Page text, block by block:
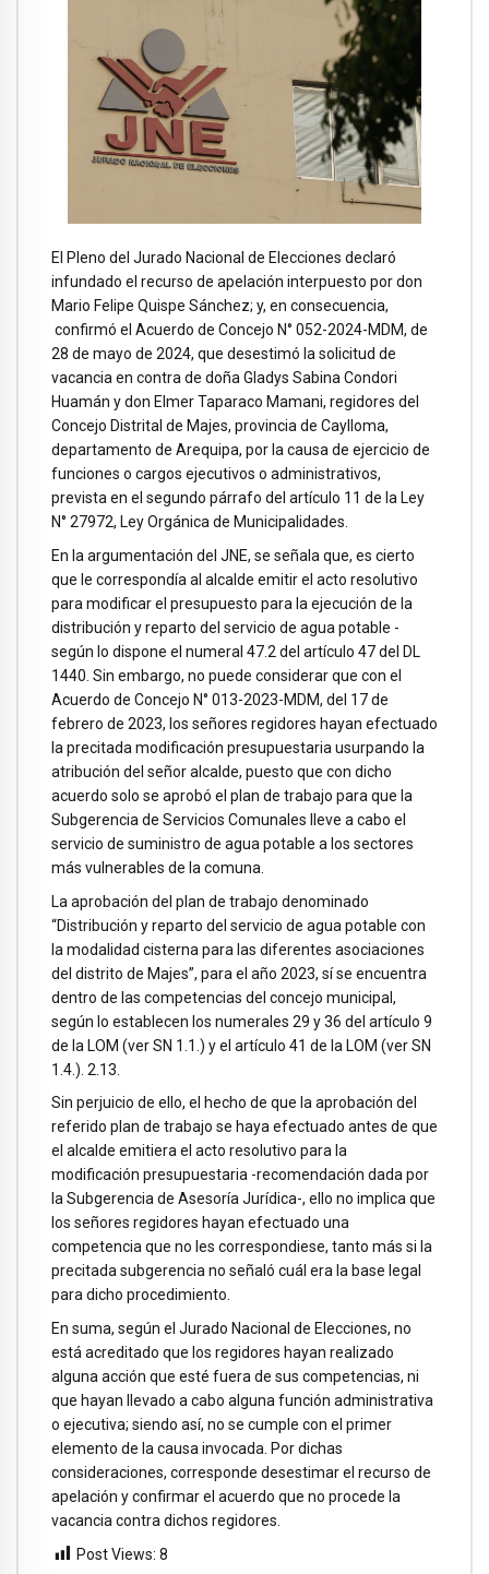
El Pleno del Jurado Nacional de Elecciones declaró
infundado el recurso de apelación interpuesto por don
Mario Felipe Quispe Sánchez; y, en consecuencia,
confirmó el Acuerdo de Concejo N° 052-2024-MDM, de
28 de mayo de 2024, que desestimó la solicitud de
vacancia en contra de doña Gladys Sabina Condori
Huamán y don Elmer Taparaco Mamani, regidores del
Concejo Distrital de Majes, provincia de Caylloma,
departamento de Arequipa, por la causa de ejercicio de
funciones o cargos ejecutivos o administrativos,
prevista en el segundo párrafo del artículo 11 de la Ley
N° 27972, Ley Orgánica de Municipalidades.
En la argumentación del JNE, se señala que, es cierto
que le correspondía al alcalde emitir el acto resolutivo
para modificar el presupuesto para la ejecución de la
distribución y reparto del servicio de agua potable -
según lo dispone el numeral 47.2 del artículo 47 del DL
1440. Sin embargo, no puede considerar que con el
Acuerdo de Concejo N° 013-2023-MDM, del 17 de
febrero de 2023, los señores regidores hayan efectuado
la precitada modificación presupuestaria usurpando la
atribución del señor alcalde, puesto que con dicho
acuerdo solo se aprobó el plan de trabajo para que la
Subgerencia de Servicios Comunales lleve a cabo el
servicio de suministro de agua potable a los sectores
más vulnerables de la comuna.
La aprobación del plan de trabajo denominado
“Distribución y reparto del servicio de agua potable con
la modalidad cisterna para las diferentes asociaciones
del distrito de Majes”, para el año 2023, sí se encuentra
dentro de las competencias del concejo municipal,
según lo establecen los numerales 29 y 36 del artículo 9
de la LOM (ver SN 1.1.) y el artículo 41 de la LOM (ver SN
1.4.). 2.13.
Sin perjuicio de ello, el hecho de que la aprobación del
referido plan de trabajo se haya efectuado antes de que
el alcalde emitiera el acto resolutivo para la
modificación presupuestaria -recomendación dada por
la Subgerencia de Asesoría Jurídica-, ello no implica que
los señores regidores hayan efectuado una
competencia que no les correspondiese, tanto más si la
precitada subgerencia no señaló cuál era la base legal
para dicho procedimiento.
En suma, según el Jurado Nacional de Elecciones, no
está acreditado que los regidores hayan realizado
alguna acción que esté fuera de sus competencias, ni
que hayan llevado a cabo alguna función administrativa
o ejecutiva; siendo así, no se cumple con el primer
elemento de la causa invocada. Por dichas
consideraciones, corresponde desestimar el recurso de
apelación y confirmar el acuerdo que no procede la
vacancia contra dichos regidores.
Post Views: 8